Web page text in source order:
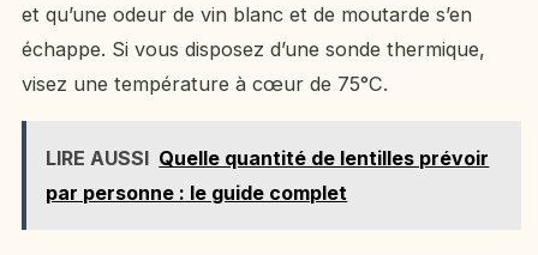
et qu’une odeur de vin blanc et de moutarde s’en
échappe. Si vous disposez d’une sonde thermique,
visez une température à cœur de 75°C.
LIRE AUSSI Quelle quantité de lentilles prévoir
par personne : le guide complet